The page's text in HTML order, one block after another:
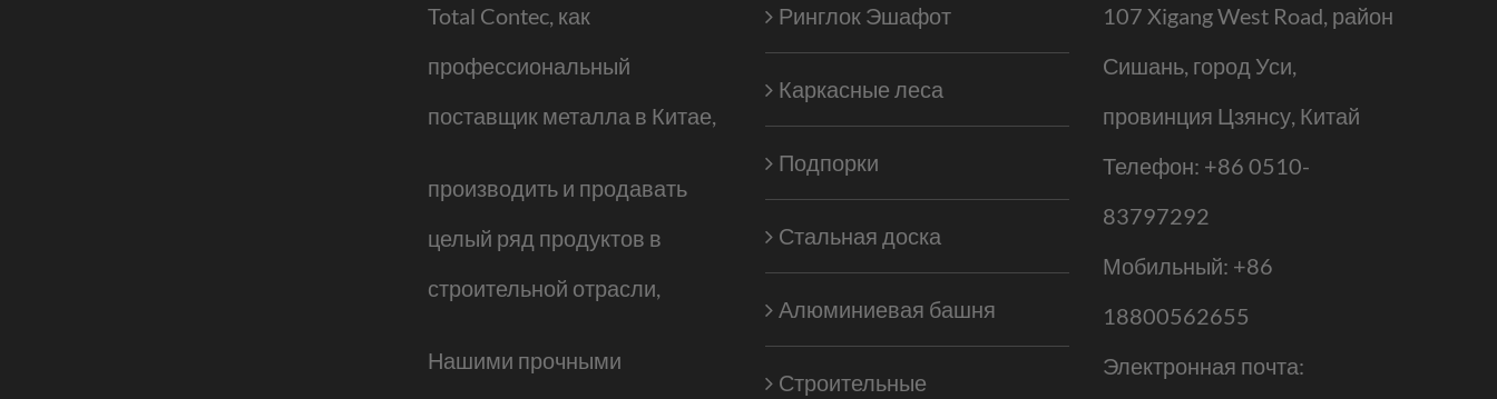
Total Contec, как
профессиональный
поставщик металла в Китае,
производить и продавать
целый ряд продуктов в
строительной отрасли,
Нашими прочными
Ринглок Эшафот
Каркасные леса
Подпорки
Стальная доска
Алюминиевая башня
Строительные
107 Xigang West Road, район
Сишань, город Уси,
провинция Цзянсу, Китай
Телефон: +86 0510-
83797292
Мобильный: +86
18800562655
Электронная почта: